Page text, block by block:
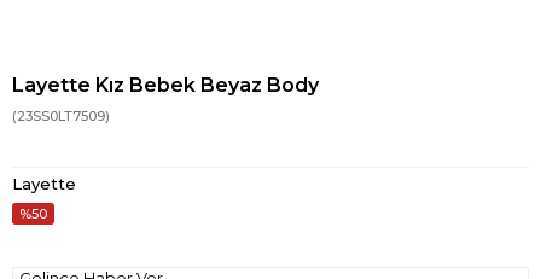
Layette Kız Bebek Beyaz Body
(23SS0LT7509)
Layette
50